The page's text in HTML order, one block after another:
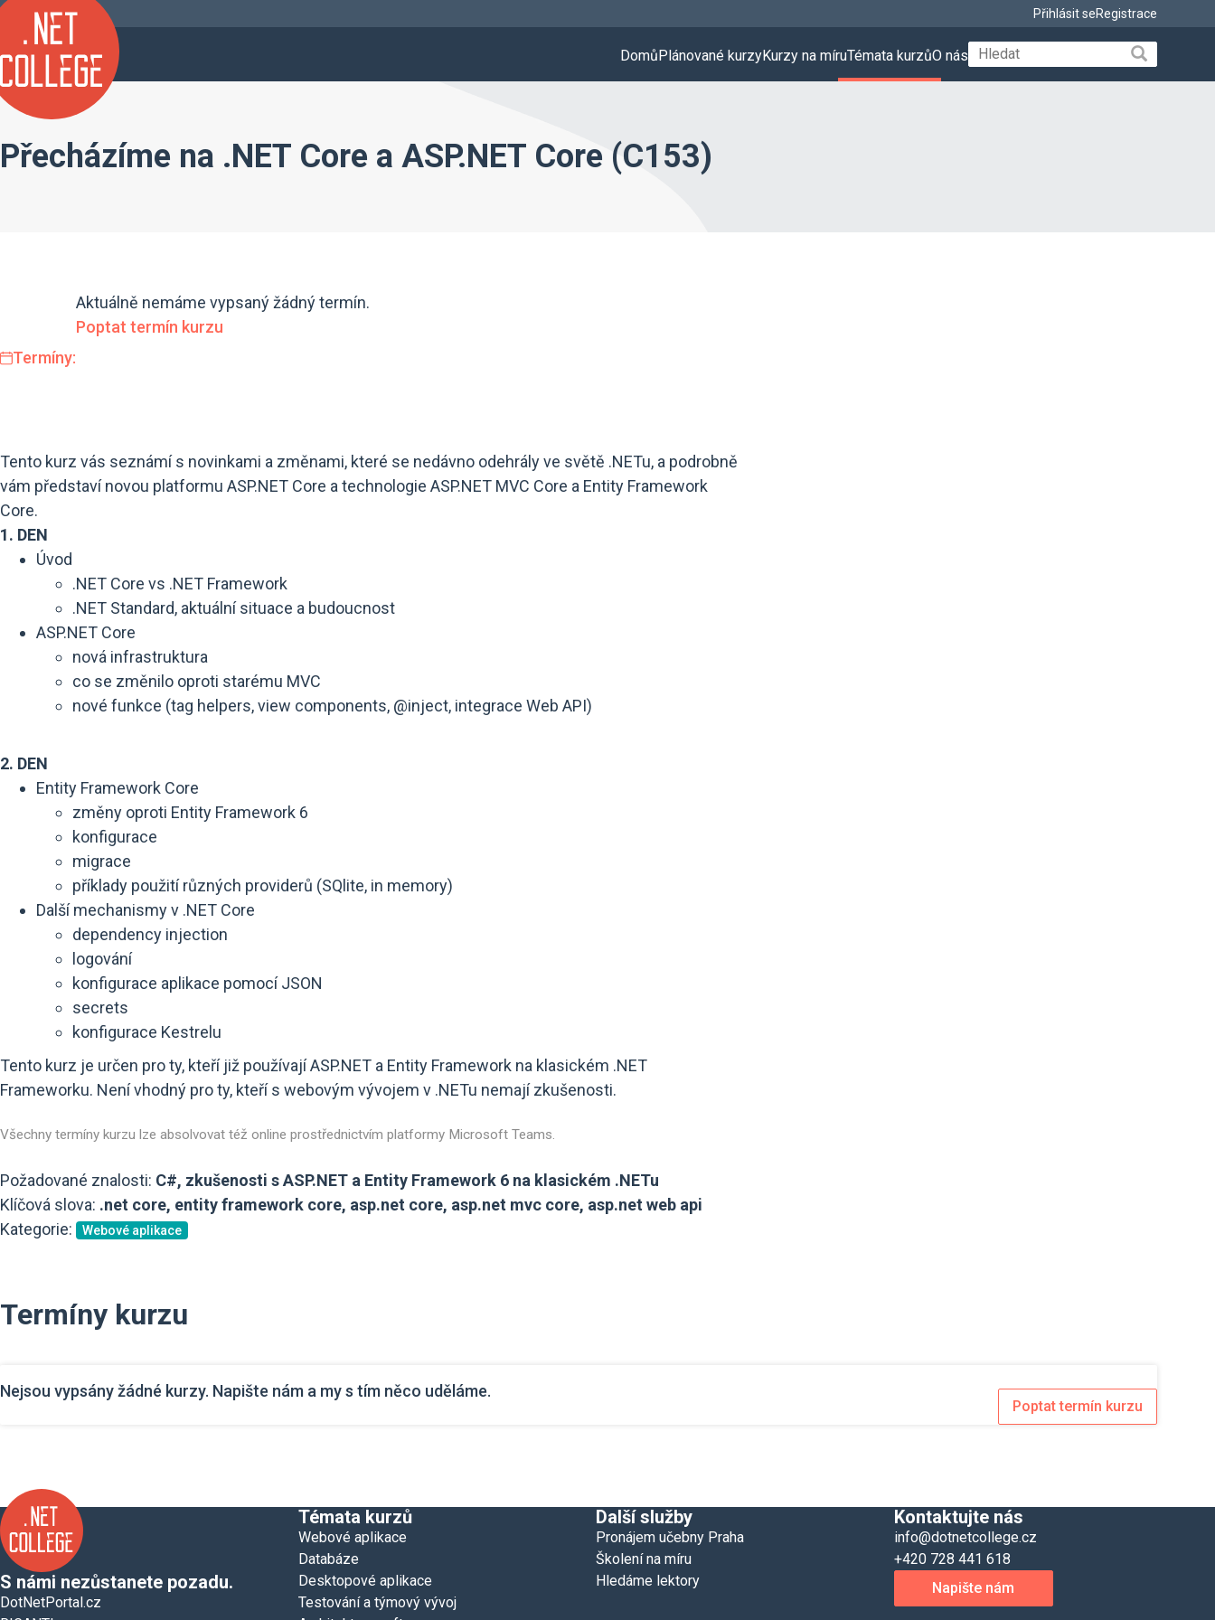
Přihlásit seRegistrace
DomůPlánované kurzyKurzy na míruTémata kurzůO nás
Přecházíme na .NET Core a ASP.NET Core (C153)
Termíny:
Aktuálně nemáme vypsaný žádný termín.
Poptat termín kurzu
Tento kurz vás seznámí s novinkami a změnami, které se nedávno odehrály ve světě .NETu, a podrobně
vám představí novou platformu ASP.NET Core a technologie ASP.NET MVC Core a Entity Framework
Core.
1. DEN
Úvod
.NET Core vs .NET Framework
.NET Standard, aktuální situace a budoucnost
ASP.NET Core
nová infrastruktura
co se změnilo oproti starému MVC
nové funkce (tag helpers, view components, @inject, integrace Web API)
2. DEN
Entity Framework Core
změny oproti Entity Framework 6
konfigurace
migrace
příklady použití různých providerů (SQlite, in memory)
Další mechanismy v .NET Core
dependency injection
logování
konfigurace aplikace pomocí JSON
secrets
konfigurace Kestrelu
Tento kurz je určen pro ty, kteří již používají ASP.NET a Entity Framework na klasickém .NET
Frameworku. Není vhodný pro ty, kteří s webovým vývojem v .NETu nemají zkušenosti.
Všechny termíny kurzu lze absolvovat též online prostřednictvím platformy Microsoft Teams.
Požadované znalosti: C#, zkušenosti s ASP.NET a Entity Framework 6 na klasickém .NETu
Klíčová slova: .net core, entity framework core, asp.net core, asp.net mvc core, asp.net web api
Kategorie:
Webové aplikace
Termíny kurzu
Nejsou vypsány žádné kurzy. Napište nám a my s tím něco uděláme.
Poptat termín kurzu
S námi nezůstanete pozadu.
DotNetPortal.cz
Témata kurzů
Webové aplikace
Databáze
Desktopové aplikace
Testování a týmový vývoj
Další služby
Pronájem učebny Praha
Školení na míru
Hledáme lektory
Kontaktujte nás
info@dotnetcollege.cz
+420 728 441 618
Napište nám